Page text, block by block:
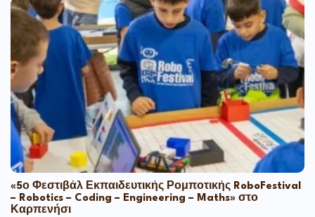
«5ο Φεστιβάλ Εκπαιδευτικής Ρομποτικής RoboFestival
– Robotics – Coding – Engineering – Maths» στο
Καρπενήσι